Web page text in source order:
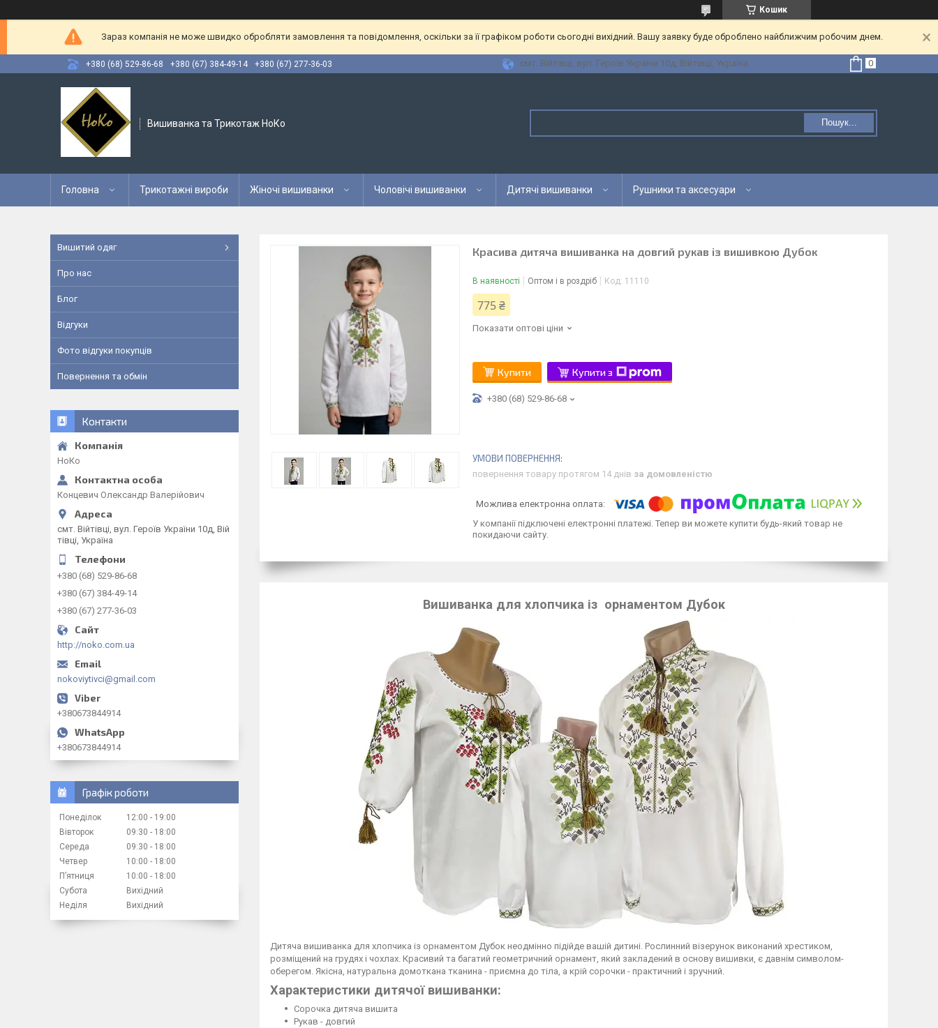
Кошик
Зараз компанія не може швидко обробляти замовлення та повідомлення, оскільки за її графіком роботи сьогодні вихідний. Вашу заявку буде оброблено найближчим робочим днем.
+380 (68) 529-86-68 +380 (67) 384-49-14 +380 (67) 277-36-03 смт. Війтівці, вул. Героїв України 10д, Війтівці, Україна
Вишиванка та Трикотаж НоКо Пошук...
Головна Трикотажні вироби Жіночі вишиванки Чоловічі вишиванки Дитячі вишиванки Рушники та аксесуари
Красива дитяча вишиванка на довгий рукав із вишивкою Дубок
В наявності Оптом і в роздріб Код: 11110
775 ₴
Показати оптові ціни
Купити Купити з
+380 (68) 529-86-68
повернення товару протягом 14 днів за домовленістю
У компанії підключені електронні платежі. Тепер ви можете купити будь-який товар не
покидаючи сайту.
Вишиванка для хлопчика із орнаментом Дубок
Дитяча вишиванка для хлопчика із орнаментом Дубок неодмінно підійде вашій дитині. Рослинний візерунок виконаний хрестиком,
розміщений на грудях і чохлах. Красивий та багатий геометричний орнамент, який закладений в основу вишивки, є давнім символом-
оберегом. Якісна, натуральна домоткана тканина - приємна до тіла, а крій сорочки - практичний і зручний.
Характеристики дитячої вишиванки:
Сорочка дитяча вишита
Рукав - довгий
Вишитий одяг
Про нас
Блог
Відгуки
Фото відгуки покупців
Повернення та обмін
Контакти
НоКо
Концевич Олександр Валерійович
смт. Війтівці, вул. Героїв України 10д, Вій
тівці, Україна
+380 (68) 529-86-68
+380 (67) 384-49-14
+380 (67) 277-36-03
http://noko.com.ua
nokoviytivci@gmail.com
+380673844914
+380673844914
Графік роботи
Понеділок 12:00
19:00
Вівторок
09:30
18:00
Середа
09:30
18:00
Четвер
10:00
18:00
Пʼятниця
10:00
18:00
Субота
Вихідний
Неділя
Вихідний